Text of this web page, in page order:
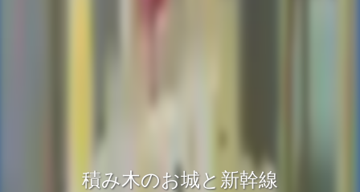
積み木のお城と新幹線